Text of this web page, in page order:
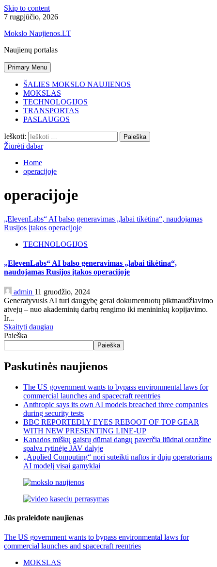
Skip to content
7 rugpjūčio, 2026
Mokslo Naujienos.LT
Naujienų portalas
Primary Menu
ŠALIES MOKSLO NAUJIENOS
MOKSLAS
TECHNOLOGIJOS
TRANSPORTAS
PASLAUGOS
Ieškoti:
Žiūrėti dabar
Home
operacijoje
operacijoje
„ElevenLabs“ AI balso generavimas „labai tikėtina“, naudojamas
Rusijos įtakos operacijoje
TECHNOLOGIJOS
„ElevenLabs“ AI balso generavimas „labai tikėtina“,
naudojamas Rusijos įtakos operacijoje
admin 11 gruodžio, 2024
Generatyvusis AI turi daugybę gerai dokumentuotų piktnaudžiavimo
atvejų – nuo ​​akademinių darbų rengimo iki menininkų kopijavimo.
Ir...
Skaityti daugiau
Paieška
Paieška
Paskutinės naujienos
The US government wants to bypass environmental laws for
commercial launches and spacecraft reentries
Anthropic says its own AI models breached three companies
during security tests
BBC REPORTEDLY EYES REBOOT OF TOP GEAR
WITH NEW PRESENTING LINE-UP
Kanados miškų gaisrų dūmai dangų paverčia liūdnai oranžine
spalva rytinėje JAV dalyje
„Applied Computing“ nori suteikti naftos ir dujų operatoriams
AI modelį visai gamyklai
Jūs praleidote naujienas
The US government wants to bypass environmental laws for
commercial launches and spacecraft reentries
MOKSLAS